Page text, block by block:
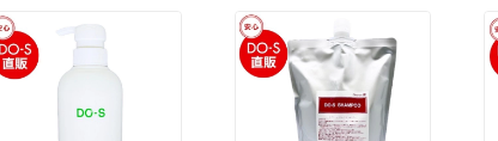
少しダメージやパサつき
が気になる人向けトリー
トメント